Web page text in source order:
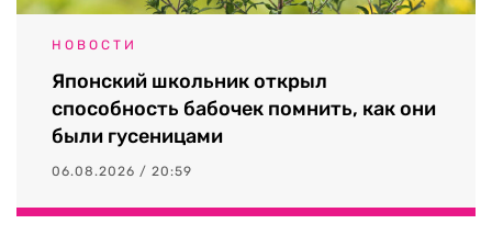
НОВОСТИ
Японский школьник открыл
способность бабочек помнить, как они
были гусеницами
06.08.2026 / 20:59